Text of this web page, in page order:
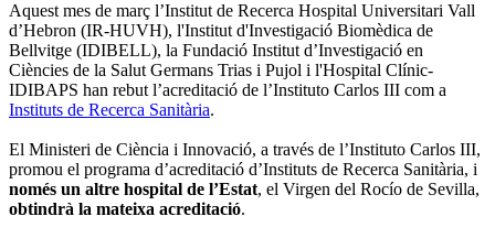
Aquest mes de març l’Institut de Recerca Hospital Universitari Vall
d’Hebron (IR-HUVH), l'Institut d'Investigació Biomèdica de
Bellvitge (IDIBELL), la Fundació Institut d’Investigació en
Ciències de la Salut Germans Trias i Pujol i l'Hospital Clínic-
IDIBAPS han rebut l’acreditació de l’Instituto Carlos III com a
Instituts de Recerca Sanitària.
El Ministeri de Ciència i Innovació, a través de l’Instituto Carlos III,
promou el programa d’acreditació d’Instituts de Recerca Sanitària, i
només un altre hospital de l’Estat, el Virgen del Rocío de Sevilla,
obtindrà la mateixa acreditació.